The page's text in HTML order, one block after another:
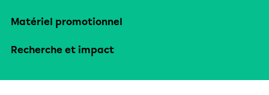
Matériel promotionnel
Recherche et impact